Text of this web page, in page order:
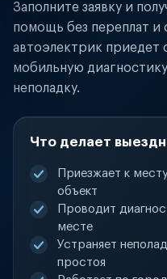
Заполните заявку и
помощь без переплат и
автоэлектрик приедет
мобильную
неполадку.
Что делает
Приезжает к
объект
Проводит
месте
Устраняет
простоя